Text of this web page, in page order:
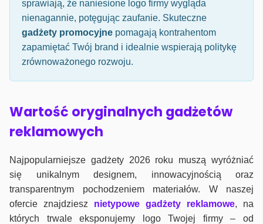
sprawiają, że naniesione logo firmy wygląda
nienagannie, potęgując zaufanie. Skuteczne
gadżety promocyjne pomagają kontrahentom
zapamiętać Twój brand i idealnie wspierają politykę
zrównoważonego rozwoju.
Wartość oryginalnych gadżetów
reklamowych
Najpopularniejsze gadżety 2026 roku muszą wyróżniać
się unikalnym designem, innowacyjnością oraz
transparentnym pochodzeniem materiałów. W naszej
ofercie znajdziesz nietypowe gadżety reklamowe, na
których trwale eksponujemy logo Twojej firmy – od